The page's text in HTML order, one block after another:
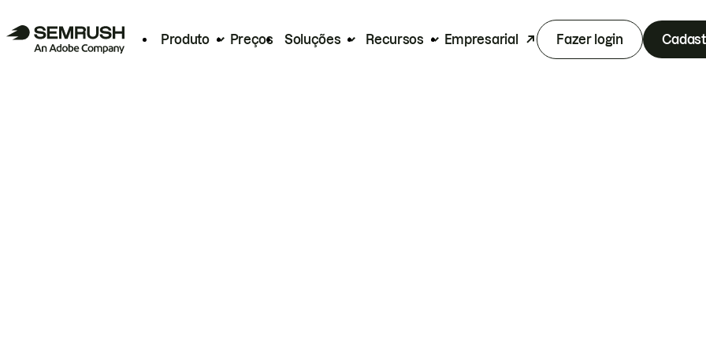
Produto Preços Soluções Recursos Empresarial Fazer login